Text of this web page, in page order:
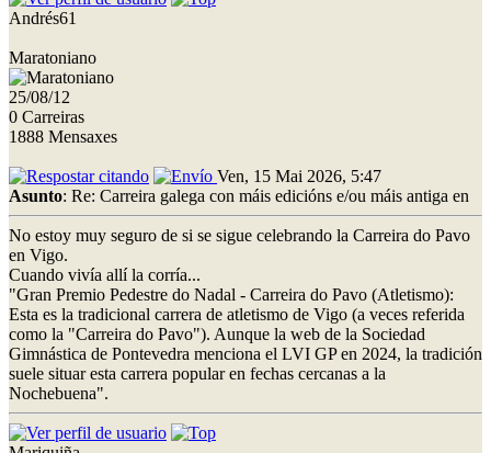
Andrés61
Maratoniano
25/08/12
0 Carreiras
1888 Mensaxes
Ven, 15 Mai 2026, 5:47
Asunto: Re: Carreira galega con máis edicións e/ou máis antiga en
No estoy muy seguro de si se sigue celebrando la Carreira do Pavo
en Vigo.
Cuando vivía allí la corría...
"Gran Premio Pedestre do Nadal - Carreira do Pavo (Atletismo):
Esta es la tradicional carrera de atletismo de Vigo (a veces referida
como la "Carreira do Pavo"). Aunque la web de la Sociedad
Gimnástica de Pontevedra menciona el LVI GP en 2024, la tradición
suele situar esta carrera popular en fechas cercanas a la
Nochebuena".